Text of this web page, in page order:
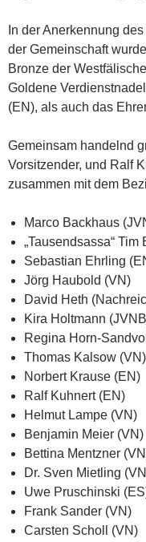
In der Anerkennung
der Gemeinschaft
Bronze der
Goldene
(EN), als auch das
Gemeinsam handelnd
Vorsitzender, und Ralf
zusammen mit dem
Marco Backhaus
„Tausendsassa“
Sebastian Ehrling
Jörg Haubold (VN)
David Heth
Kira Holtmann
Regina Horn-
Thomas Kalsow (VN)
Norbert Krause (EN)
Ralf Kuhnert (EN)
Helmut Lampe (VN)
Benjamin Meier (VN)
Bettina Mentzner
Dr. Sven Mietling
Uwe Pruschinski
Frank Sander (VN)
Carsten Scholl (VN)